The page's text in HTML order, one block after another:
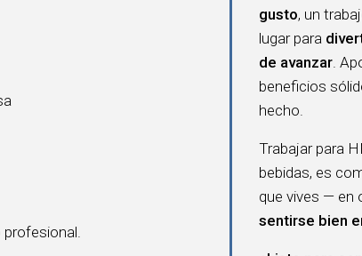
gusto, un
lugar para
de avanzar .
beneficios
hecho.
Trabajar para
bebidas, es
que vives — en
sentirse bien